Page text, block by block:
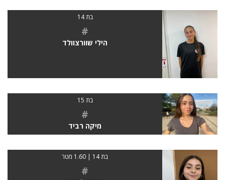
בת 14
#
הילי שוורצוולד
בת 15
#
מיקה רביד
בת 14 | 1.60 מטר
#